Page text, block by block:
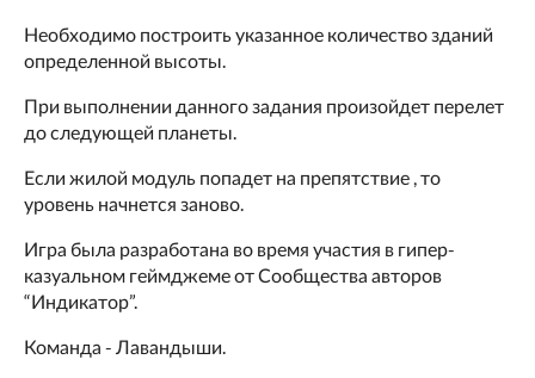
Необходимо построить указанное количество зданий
определенной высоты.
При выполнении данного задания произойдет перелет
до следующей планеты.
Если жилой модуль попадет на препятствие , то
уровень начнется заново.
Игра была разработана во время участия в гипер-
казуальном геймджеме от Сообщества авторов
“Индикатор”.
Команда - Лавандыши.